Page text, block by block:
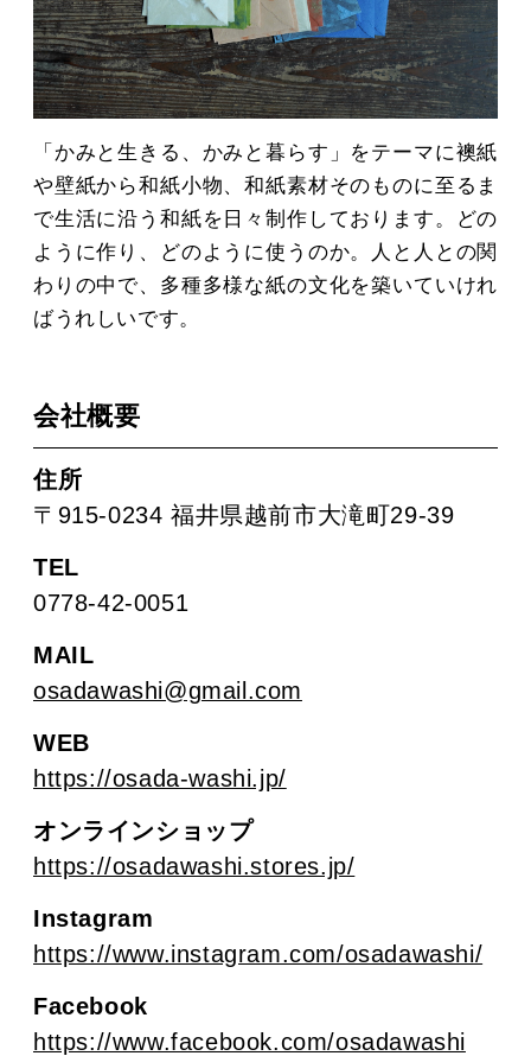
「かみと生きる、かみと暮らす」をテーマに襖紙
や壁紙から和紙小物、和紙素材そのものに至るま
で生活に沿う和紙を日々制作しております。どの
ように作り、どのように使うのか。人と人との関
わりの中で、多種多様な紙の文化を築いていけれ
ばうれしいです。
会社概要
住所
〒915-0234 福井県越前市大滝町29-39
TEL
0778-42-0051
MAIL
osadawashi@gmail.com
WEB
https://osada-washi.jp/
オンラインショップ
https://osadawashi.stores.jp/
Instagram
https://www.instagram.com/osadawashi/
Facebook
https://www.facebook.com/osadawashi